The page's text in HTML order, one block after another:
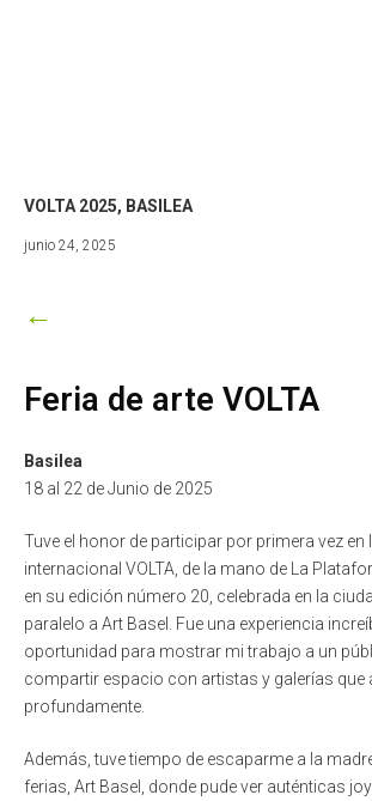
VOLTA 2025, BASILEA
junio 24, 2025
←
Feria de arte VOLTA
Basilea
18 al 22 de Junio de 2025
Tuve el honor de participar por primera vez en
internacional VOLTA, de la mano de La
en su edición número 20, celebrada en la
paralelo a Art Basel. Fue una experiencia
oportunidad para mostrar mi trabajo a un
compartir espacio con artistas y galerías que
profundamente.
Además, tuve tiempo de escaparme a la
ferias, Art Basel, donde pude ver auténticas